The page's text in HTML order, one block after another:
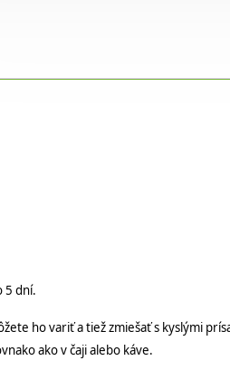
5 dní.
ho variť a tiež zmiešať s kyslými
ako v čaji alebo káve.